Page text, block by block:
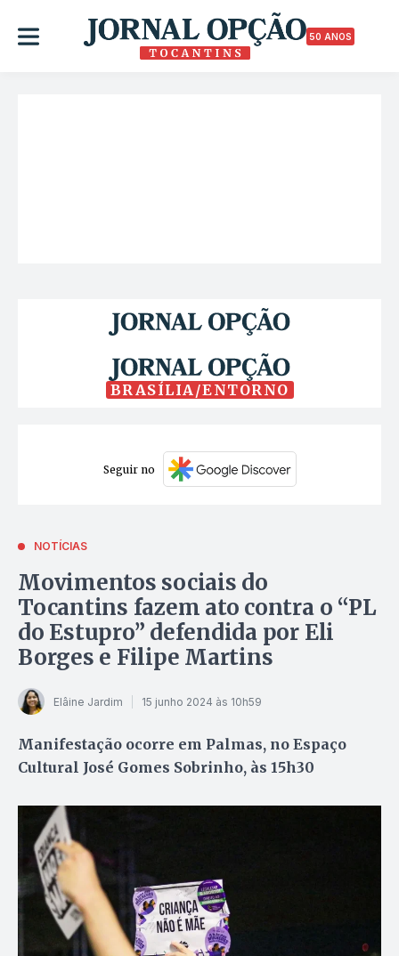
50 ANOS
BRASÍLIA/ENTORNO
Seguir no
NOTÍCIAS
Movimentos sociais do
Tocantins fazem ato contra o “PL
do Estupro” defendida por Eli
Borges e Filipe Martins
Elâine Jardim 15 junho 2024 às 10h59
Manifestação ocorre em Palmas, no Espaço
Cultural José Gomes Sobrinho, às 15h30